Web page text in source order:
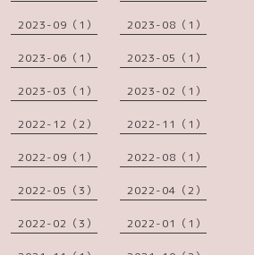
2023-09（1） 2023-08（1）
2023-06（1） 2023-05（1）
2023-03（1） 2023-02（1）
2022-12（2） 2022-11（1）
2022-09（1） 2022-08（1）
2022-05（3） 2022-04（2）
2022-02（3） 2022-01（1）